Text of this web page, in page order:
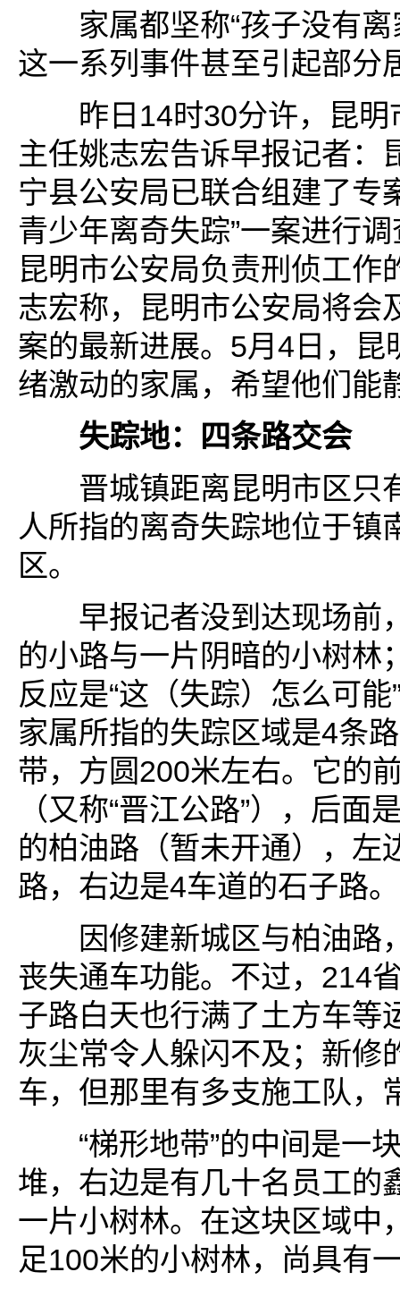
家属都坚称“孩子没有离
这一系列事件甚至引起部分
昨日14时30分许，昆明
主任姚志宏告诉早报记者：
宁县公安局已联合组建了专
青少年离奇失踪”一案进行
昆明市公安局负责刑侦工作
志宏称，昆明市公安局将会
案的最新进展。5月4日，昆
绪激动的家属，希望他们能
失踪地：四条路交会
晋城镇距离昆明市区只
人所指的离奇失踪地位于镇
区。
早报记者没到达现场前
的小路与一片阴暗的小树林
反应是“这（失踪）怎么可
家属所指的失踪区域是4条
带，方圆200米左右。它的
（又称“晋江公路”），后面
的柏油路（暂未开通），左
路，右边是4车道的石子路。
因修建新城区与柏油路
丧失通车功能。不过，214
子路白天也行满了土方车等
灰尘常令人躲闪不及；新修
车，但那里有多支施工队，
“梯形地带”的中间是一
堆，右边是有几十名员工的
一片小树林。在这块区域中
足100米的小树林，尚具有